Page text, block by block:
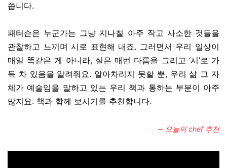
씁니다.
패터슨은 누군가는 그냥 지나칠 아주 작고 사소한 것들을
관찰하고 느끼며 시로 표현해 내죠. 그러면서 우리 일상이
매일 똑같은 게 아니라, 실은 매번 다름을 그리고 ‘시’로 가
득 차 있음을 알려줘요. 알아차리지 못할 뿐, 우리 삶 그 자
체가 예술임을 말하고 있는 우리 책과 통하는 부분이 아주
많지요. 책과 함께 보시기를 추천합니다.
─ 오늘의 chef 추천